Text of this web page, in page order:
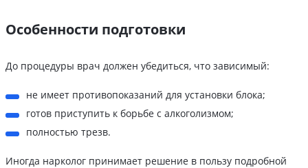
Особенности подготовки
До процедуры врач должен убедиться, что зависимый:
не имеет противопоказаний для установки блока;
готов приступить к борьбе с алкоголизмом;
полностью трезв.
Иногда нарколог принимает решение в пользу подробной